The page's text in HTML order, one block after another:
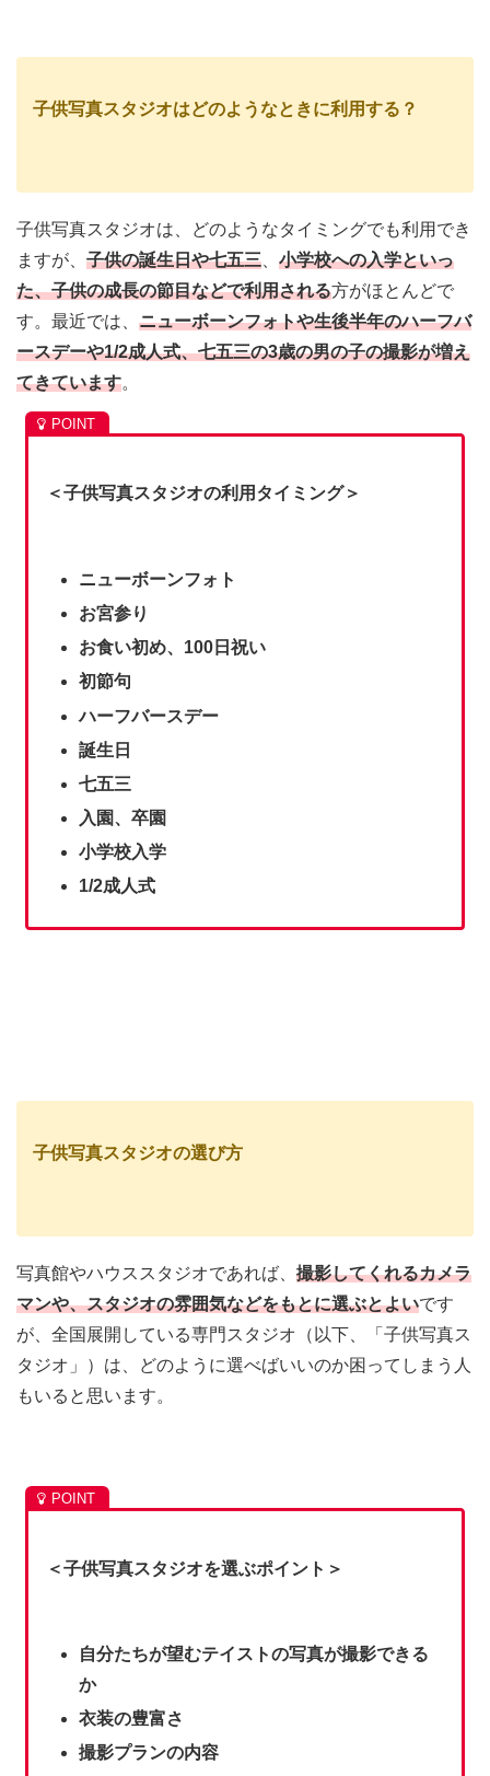
子供写真スタジオはどのようなときに利用する？
子供写真スタジオは、どのようなタイミングでも利用でき
ますが、 子供の誕生日や七五三
小学校への入学といっ
た、子供の成長の節目などで利用される方がほとんどで
す。 最近では、 ニューボーンフォトや生後半年のハーフバ
ースデーや1/2成人式、七五三の3歳の男の子の撮影が増え
てきています。
＜子供写真スタジオの利用タイミング＞
ニューボーンフォト
お宮参り
お食い初め、100日祝い
初節句
ハーフバースデー
誕生日
七五三
入園、卒園
小学校入学
1/2成人式
子供写真スタジオの選び方
写真館やハウススタジオであれば、 撮影してくれるカメラ
マンや、スタジオの雰囲気などをもとに選ぶとよいです
が、全国展開している専門スタジオ（以下、「子供写真ス
タジオ」）は、どのように選べばいいのか困ってしまう人
もいると思います。
＜子供写真スタジオを選ぶポイント＞
自分たちが望むテイストの写真が撮影できる
か
衣装の豊富さ
撮影プランの内容